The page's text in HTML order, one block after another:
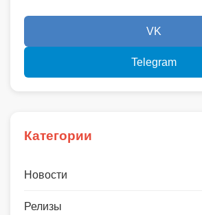
VK
Telegram
Категории
Новости
Релизы